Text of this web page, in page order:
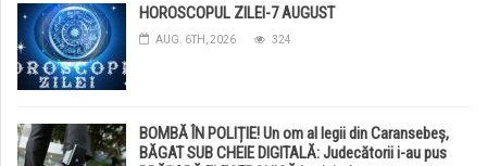
HOROSCOPUL ZILEI-7 AUGUST
AUG. 6TH, 2026 324
BOMBĂ ÎN POLIȚIE! Un om al legii din Caransebeș,
BĂGAT SUB CHEIE DIGITALĂ: Judecătorii i-au pus